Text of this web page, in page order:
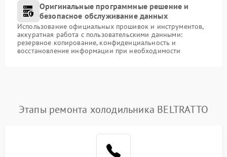
Оригинальные программные решение и
безопасное обслуживание данных
Использование официальных прошивок и инструментов,
аккуратная работа с пользовательскими данными:
резервное копирование, конфиденциальность и
восстановление информации при необходимости
Этапы ремонта холодильника BELTRATTO